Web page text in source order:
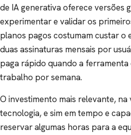
de IA generativa oferece versões
experimentar e validar os
planos pagos costumam custar o
duas assinaturas mensais por
paga rápido quando a
trabalho por semana.
O investimento mais relevante, na
tecnologia, e sim em tempo e
reservar algumas horas para a